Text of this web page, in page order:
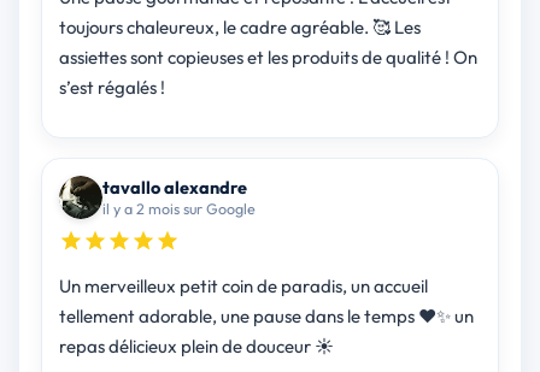
toujours chaleureux, le cadre agréable. 🥰 Les
assiettes sont copieuses et les produits de qualité ! On
s’est régalés !
tavallo alexandre
il y a 2 mois sur Google
Un merveilleux petit coin de paradis, un accueil
tellement adorable, une pause dans le temps ❤️✨ un
repas délicieux plein de douceur ☀️